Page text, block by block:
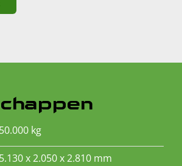
50.000 kg
5.130 x 2.050 x 2.810 mm